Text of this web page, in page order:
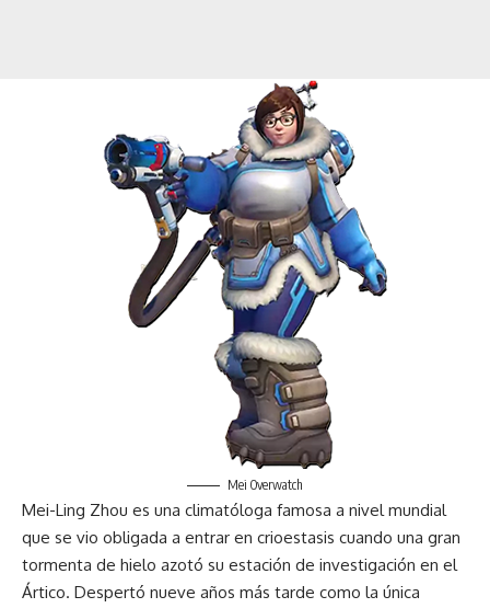
Mei Overwatch
Mei-Ling Zhou es una climatóloga famosa a nivel mundial
que se vio obligada a entrar en crioestasis cuando una gran
tormenta de hielo azotó su estación de investigación en el
Ártico. Despertó nueve años más tarde como la única